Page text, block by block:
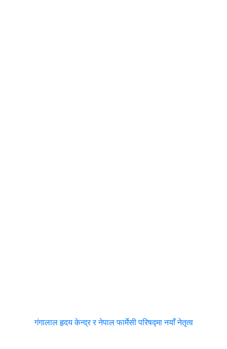
गंगालाल हृदय केन्द्र र नेपाल फार्मेसी परिषद्मा नयाँ नेतृत्व